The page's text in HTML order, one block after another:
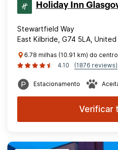
Holiday Inn
Stewartfield Way
East Kilbride, G74 5LA, United
6.78 milhas (10.91 km) do
4.10
(1876 reviews)
Estacionamento
Verificar